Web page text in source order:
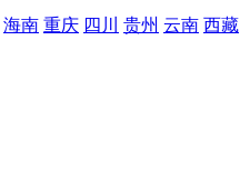
海南 重庆 四川 贵州 云南 西藏